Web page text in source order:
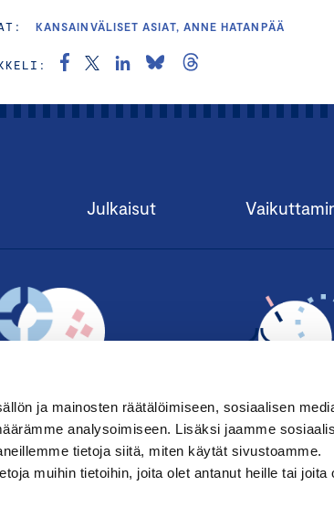
ja mainosten räätälöimiseen, sosiaalisen
analysoimiseen. Lisäksi jaamme
tietoja siitä, miten käytät sivustoamme.
muihin tietoihin, joita olet antanut heille tai joita
KANSAINVÄLISET ASIAT, ANNE HATANPÄÄ
Julkaisut
UUTISKIRJE › LIITY